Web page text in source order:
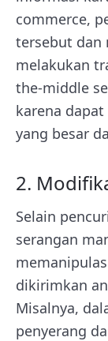
commerce,
tersebut dan
melakukan
the-middle
karena
yang besar
2.
Selain
serangan
dikirimkan
Misalnya,
penyerang